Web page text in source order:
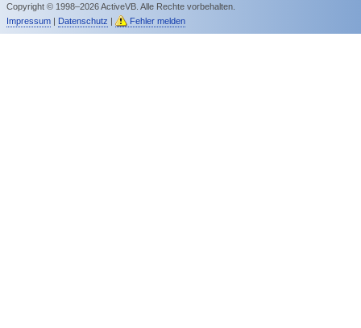
Copyright © 1998–2026 ActiveVB. Alle Rechte vorbehalten.
Impressum| Datenschutz | Fehler melden